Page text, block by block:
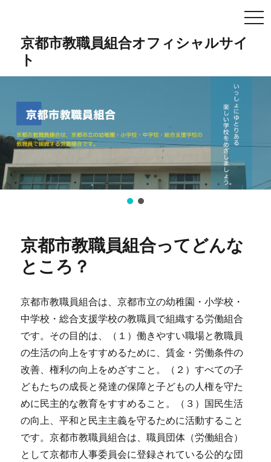
京都市教職員組合オフィシャルサイ
ト
京都市教職員組合ってどんな
ところ？
京都市教職員組合は、京都市立の幼稚園・小学校・
中学校・総合支援学校の教職員で組織する労働組合
です。その目的は、（１）働きやすい職場と教職員
の生活の向上をすすめるために、賃金・労働条件の
改善、権利の向上をめざすこと。（２）すべての子
どもたちの成長と発達の保障と子どもの人権を守た
めに民主的な教育をすすめること。（３）国民生活
の向上、平和と民主主義を守るために活動すること
です。京都市教職員組合は、職員団体（労働組合）
として京都市人事委員会に登録されている公的な団